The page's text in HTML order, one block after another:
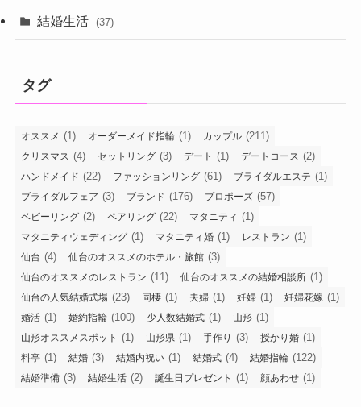
結婚生活 (37)
タグ
オススメ (1) オーダーメイド指輪 (1) カップル (211)
クリスマス (4) セットリング (3) デート (1) デートコース (2)
ハンドメイド (22) ファッションリング (61) ブライダルエステ (1)
ブライダルフェア (3) ブランド (176) プロポーズ (57)
ベビーリング (2) ペアリング (22) マタニティ (1)
マタニティウェディング (1) マタニティ婚 (1) レストラン (1)
仙台 (4) 仙台のオススメのホテル・旅館 (3)
仙台のオススメのレストラン (11) 仙台のオススメの結婚相談所 (1)
仙台の人気結婚式場 (23) 同棲 (1) 夫婦 (1) 妊婦 (1) 妊婦花嫁 (1)
婚活 (1) 婚約指輪 (100) 少人数結婚式 (1) 山形 (1)
山形オススメスポット (1) 山形県 (1) 手作り (3) 授かり婚 (1)
料亭 (1) 結婚 (3) 結婚内祝い (1) 結婚式 (4) 結婚指輪 (122)
結婚準備 (3) 結婚生活 (2) 誕生日プレゼント (1) 顔あわせ (1)